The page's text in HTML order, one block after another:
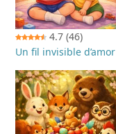
4.7 (46)
Un fil invisible d’amor